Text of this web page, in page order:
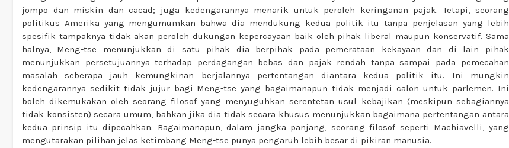
jompo dan miskin dan cacad; juga kedengarannya menarik untuk peroleh keringanan pajak. Tetapi, seorang
politikus Amerika yang mengumumkan bahwa dia mendukung kedua politik itu tanpa penjelasan yang lebih
spesifik tampaknya tidak akan peroleh dukungan kepercayaan baik oleh pihak liberal maupun konservatif. Sama
halnya, Meng-tse menunjukkan di satu pihak dia berpihak pada pemerataan kekayaan dan di lain pihak
menunjukkan persetujuannya terhadap perdagangan bebas dan pajak rendah tanpa sampai pada pemecahan
masalah seberapa jauh kemungkinan berjalannya pertentangan diantara kedua politik itu. Ini mungkin
kedengarannya sedikit tidak jujur bagi Meng-tse yang bagaimanapun tidak menjadi calon untuk parlemen. Ini
boleh dikemukakan oleh seorang filosof yang menyuguhkan serentetan usul kebajikan (meskipun sebagiannya
tidak konsisten) secara umum, bahkan jika dia tidak secara khusus menunjukkan bagaimana pertentangan antara
kedua prinsip itu dipecahkan. Bagaimanapun, dalam jangka panjang, seorang filosof seperti Machiavelli, yang
mengutarakan pilihan jelas ketimbang Meng-tse punya pengaruh lebih besar di pikiran manusia.